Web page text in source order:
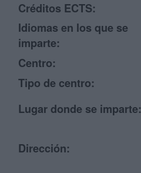
Créditos ECTS:
Idiomas en los que se
imparte:
Centro:
Tipo de centro:
Lugar donde se imparte:
Dirección: